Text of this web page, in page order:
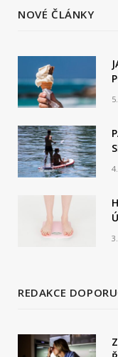
NOVÉ ČLÁNKY
REDAKCE